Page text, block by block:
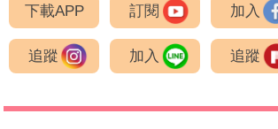
下載APP 訂閱 加入
追蹤 加入 追蹤